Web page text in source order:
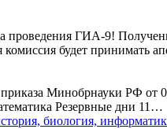
проведения ГИА-9!
будет принимать
Минобрнауки РФ
Резервные дни 11…
биология,